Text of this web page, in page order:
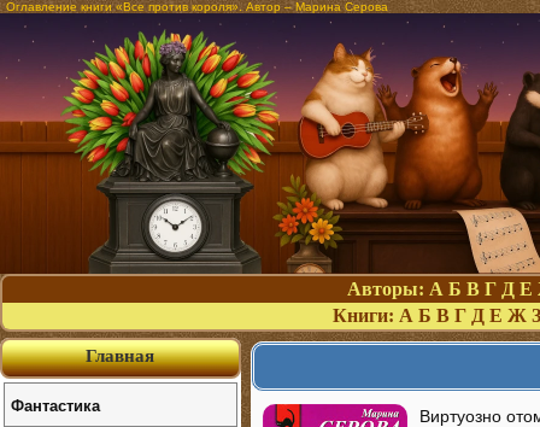
Оглавление книги «Все против короля». Автор – Марина Серова
Авторы: А Б В Г Д Е
Книги: А Б В Г Д Е Ж З
Виртуозно
Главная
Фантастика